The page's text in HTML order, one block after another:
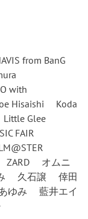
from BanG
with
Hisaishi
Koda
Little Glee
FAIR
ZARD
オムニ
久石譲
倖田
ゆみ
藍井エイ